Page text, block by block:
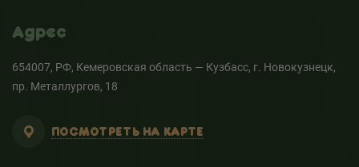
Адрес
654007, РФ, Кемеровская область — Кузбасс, г. Новокузнецк,
пр. Металлургов, 18
ПОСМОТРЕТЬ НА КАРТЕ